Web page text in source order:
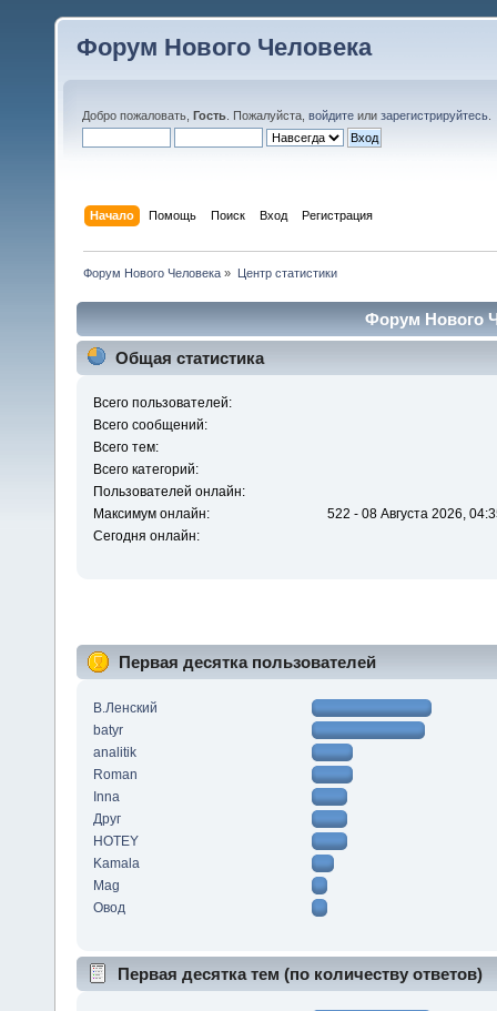
Форум Нового Человека
Добро пожаловать, Гость . Пожалуйста, войдите или зарегистрируйтесь
Начало Помощь Поиск Вход Регистрация
Форум Нового Человека » Центр статистики
Форум Нового
Общая статистика
Всего пользователей:
Всего сообщений:
Всего тем:
Всего категорий:
Пользователей онлайн:
Максимум онлайн:
522 - 08 Августа 2026,
Сегодня онлайн:
Первая десятка пользователей
В.Ленский
batyr
analitik
Roman
Inna
Друг
HOTEY
Kamala
Mag
Овод
Первая десятка тем (по количеству ответов)